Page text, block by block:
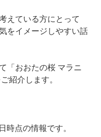
えている方にとって
をイメージしやすい話
「おおたの桜 マラニ
紹介します。
時点の情報です。